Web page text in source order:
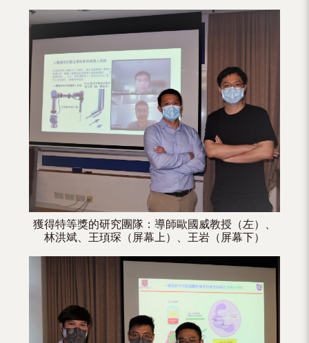
（內
區）
獲得特等獎的研究團隊：導師歐國威教授（左）、
林洪斌、王頊琛（屏幕上）、王岩（屏幕下）